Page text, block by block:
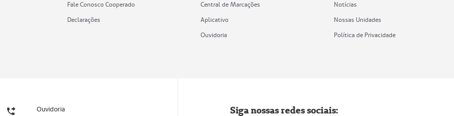
Fale Conosco Cooperado
Declarações
Central de Marcações
Aplicativo
Ouvidoria
Notícias
Nossas Unidades
Política de Privacidade
Ouvidoria Siga nossas redes sociais: